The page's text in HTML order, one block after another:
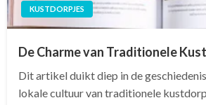
KUSTDORPJES
De Charme van Traditionele
Dit artikel duikt diep in de
lokale cultuur van traditionele